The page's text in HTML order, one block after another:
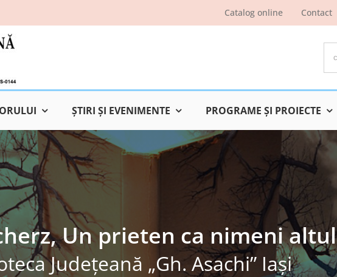
Catalog online Contact
ŞTIRI ŞI EVENIMENTE PROGRAME ŞI PROIECTE
Un prieten ca nimeni altul
Judeţeană „Gh. Asachi” Iaşi